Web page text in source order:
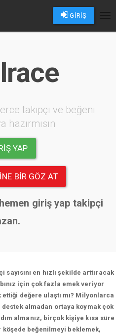
GİRİŞ
takipçi ve beğeni
hazırmısın
YAP
BIR GÖZ AT
giriş yap takipçi
en hızlı şekilde arttıracak
için çok fazla emek veriyor
değere ulaştı mı? Milyonlarca
destek almadan ortaya koymak çok
almanız, birçok kişiye kısa süre
köşede beğenilmeyi beklemek,